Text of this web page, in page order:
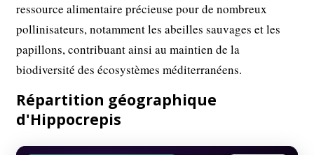
ressource alimentaire précieuse pour de nombreux
pollinisateurs, notamment les abeilles sauvages et les
papillons, contribuant ainsi au maintien de la
biodiversité des écosystèmes méditerranéens.
Répartition géographique
d'Hippocrepis